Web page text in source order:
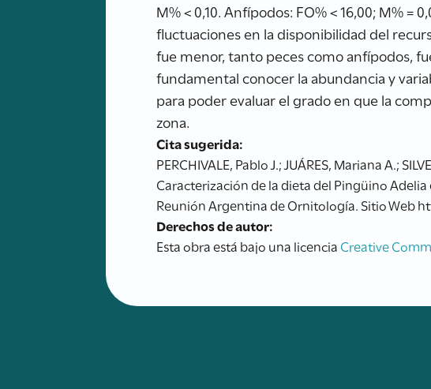
M% < 0,10. Anfípodos: FO% < 16,00; M%
fluctuaciones en la disponibilidad del
fue menor, tanto peces como anfípodos,
fundamental conocer la abundancia y
para poder evaluar el grado en que la
zona.
Cita sugerida:
PERCHIVALE, Pablo J.; JUÁRES, Mariana A.;
Caracterización de la dieta del Pingüino
Reunión Argentina de Ornitología. Sitio Web
Derechos de autor:
Esta obra está bajo una licencia Creative